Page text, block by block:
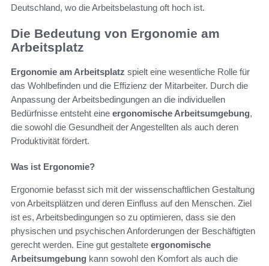
Deutschland, wo die Arbeitsbelastung oft hoch ist.
Die Bedeutung von Ergonomie am
Arbeitsplatz
Ergonomie am Arbeitsplatz spielt eine wesentliche Rolle für
das Wohlbefinden und die Effizienz der Mitarbeiter. Durch die
Anpassung der Arbeitsbedingungen an die individuellen
Bedürfnisse entsteht eine ergonomische Arbeitsumgebung,
die sowohl die Gesundheit der Angestellten als auch deren
Produktivität fördert.
Was ist Ergonomie?
Ergonomie befasst sich mit der wissenschaftlichen Gestaltung
von Arbeitsplätzen und deren Einfluss auf den Menschen. Ziel
ist es, Arbeitsbedingungen so zu optimieren, dass sie den
physischen und psychischen Anforderungen der Beschäftigten
gerecht werden. Eine gut gestaltete ergonomische
Arbeitsumgebung kann sowohl den Komfort als auch die